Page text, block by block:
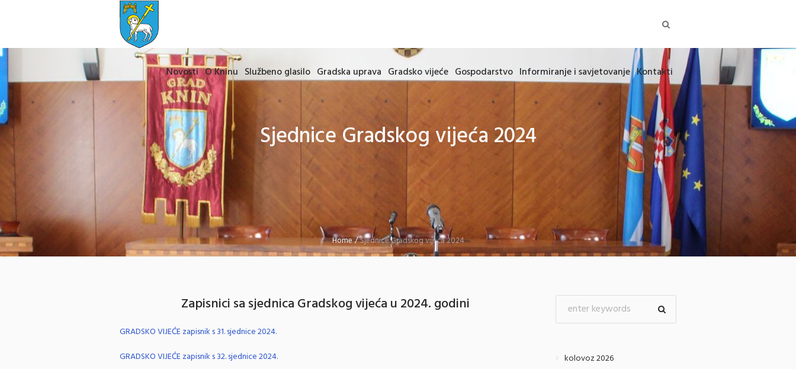
Novosti O Kninu Službeno glasilo Gradska uprava Gradsko vijeće Gospodarstvo Informiranje i savjetovanje Kontakti
Sjednice Gradskog vijeća 2024
Home/Sjednice Gradskog vijeća 2024
Zapisnici sa sjednica Gradskog vijeća u 2024. godini
GRADSKO VIJEĆE zapisnik s 31. sjednice 2024.
GRADSKO VIJEĆE zapisnik s 32. sjednice 2024.
kolovoz 2026